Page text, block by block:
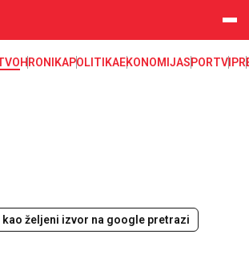
HRONIKAPOLITIKAEKONOMIJASPORTVIP
kao željeni izvor na google pretrazi